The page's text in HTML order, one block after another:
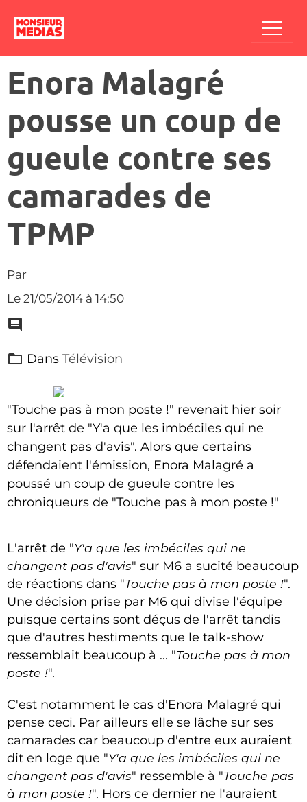
Enora Malagré
pousse un coup de
gueule contre ses
camarades de
TPMP
Par
Le 21/05/2014 à 14:50
Dans Télévision
"Touche pas à mon poste !" revenait hier soir
sur l'arrêt de "Y'a que les imbéciles qui ne
changent pas d'avis". Alors que certains
défendaient l'émission, Enora Malagré a
poussé un coup de gueule contre les
chroniqueurs de "Touche pas à mon poste !"
L'arrêt de "Y'a que les imbéciles qui ne
changent pas d'avis" sur M6 a sucité beaucoup
de réactions dans "Touche pas à mon poste !".
Une décision prise par M6 qui divise l'équipe
puisque certains sont déçus de l'arrêt tandis
que d'autres hestiments que le talk-show
ressemblait beaucoup à ... "Touche pas à mon
poste !".
C'est notamment le cas d'Enora Malagré qui
pense ceci. Par ailleurs elle se lâche sur ses
camarades car beaucoup d'entre eux auraient
dit en loge que "Y'a que les imbéciles qui ne
changent pas d'avis" ressemble à "Touche pas
à mon poste !". Hors ce dernier ne l'auraient